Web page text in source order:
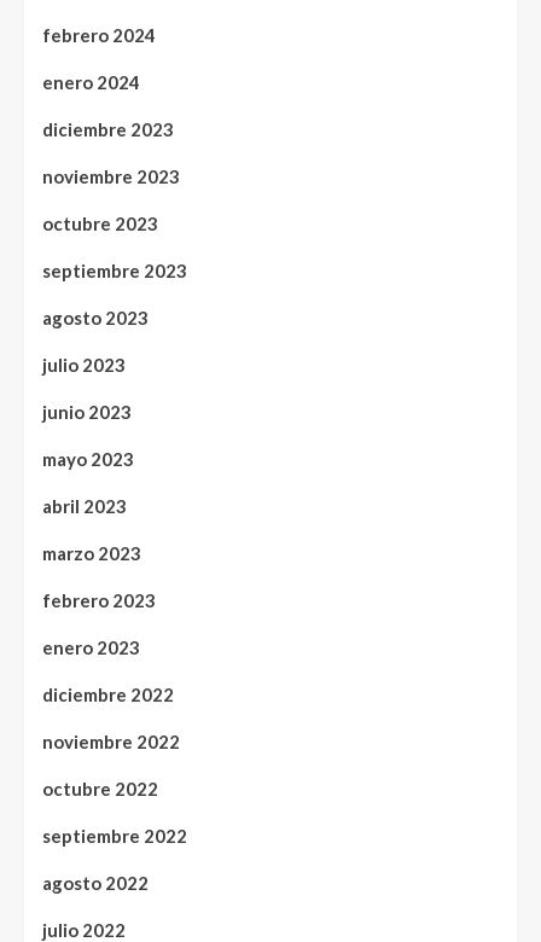
febrero 2024
enero 2024
diciembre 2023
noviembre 2023
octubre 2023
septiembre 2023
agosto 2023
julio 2023
junio 2023
mayo 2023
abril 2023
marzo 2023
febrero 2023
enero 2023
diciembre 2022
noviembre 2022
octubre 2022
septiembre 2022
agosto 2022
julio 2022